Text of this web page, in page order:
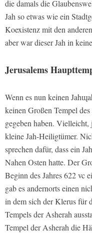
die damals die
Jah so etwas wie ein
Koexistenz mit den
aber war dieser Jah in
Jerusalems
Wenn es nun keinen
keinen Großen Tempel
gegeben haben.
kleine Jah-Heiligtümer.
sprechen dafür, dass ein
Nahen Osten hatte. Der
Beginn des Jahres 622 vc
gab es andernorts einen
in dem sich der Klerus für
Tempels der Asherah
Tempel der Asherah die